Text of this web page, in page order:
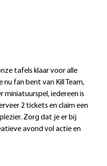
tafels klaar voor alle
fan bent van Kill Team,
miniatuurspel, iedereen is
2 tickets en claim een
Zorg dat je er bij
avond vol actie en